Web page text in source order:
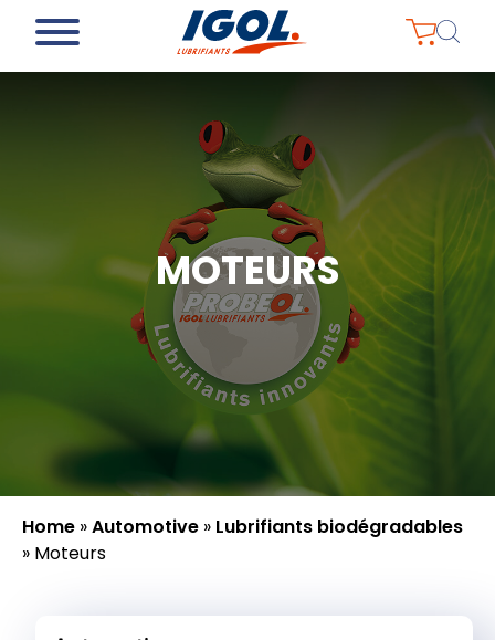
MOTEURS
Home »Automotive » Lubrifiants biodégradables
» Moteurs